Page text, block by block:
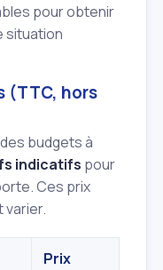
pour obtenir
situation
(TTC, hors
budgets à
indicatifs pour
Ces prix
varier.
Prix